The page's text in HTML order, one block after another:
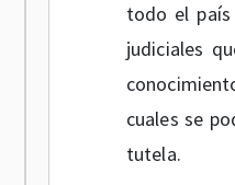
todo el
judiciales
cuales se
tutela.